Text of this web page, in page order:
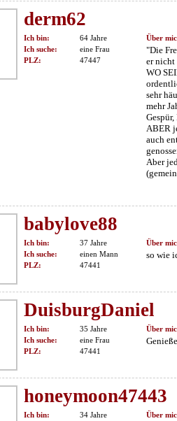
derm62
Ich bin:
64 Jahre
Ich suche:
eine Frau
PLZ:
47447
Über
"Die
er nicht
WO
sehr
mehr
ABER
auch
Aber
babylove88
Ich bin:
37 Jahre
Ich suche:
einen Mann
PLZ:
47441
Über
so wie
DuisburgDaniel
Ich bin:
35 Jahre
Ich suche:
eine Frau
PLZ:
47441
Über
honeymoon47443
Ich bin:
34 Jahre
Über